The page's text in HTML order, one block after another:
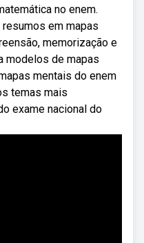
no enem.
em mapas
memorização e
modelos de mapas
mentais do enem
temas mais
exame nacional do